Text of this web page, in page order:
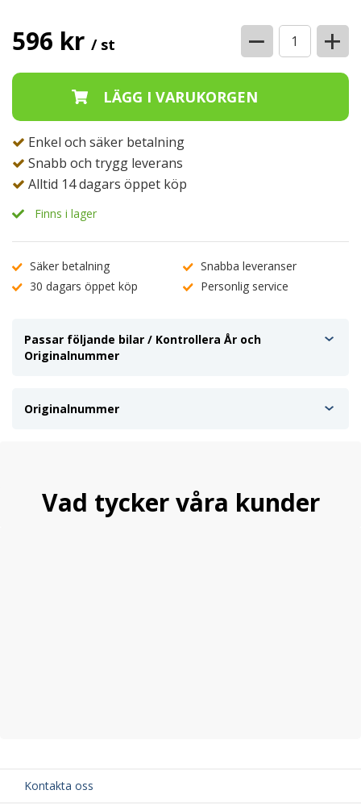
596 kr / st − +
Enkel och säker betalning
Snabb och trygg leverans
Alltid 14 dagars öppet köp
Finns i lager
Säker betalning
Snabba leveranser
30 dagars öppet köp
Personlig service
Passar följande bilar / Kontrollera År och
Originalnummer
Originalnummer
Vad tycker våra kunder
Kontakta oss